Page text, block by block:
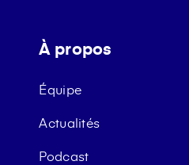
À propos
Équipe
Actualités
Podcast